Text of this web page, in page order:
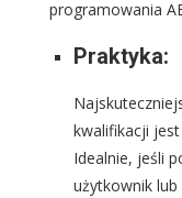
programowania
Praktyka:
kwalifikacji
Idealnie, jeśli
użytkownik lub